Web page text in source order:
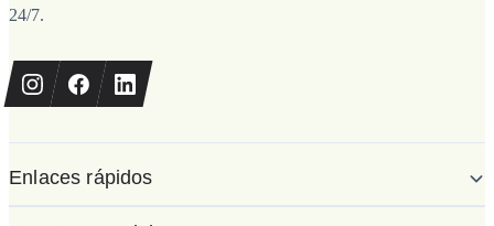
24/7.
Enlaces rápidos